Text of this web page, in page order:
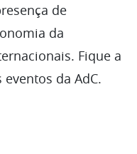
de
da
Fique a
da AdC.